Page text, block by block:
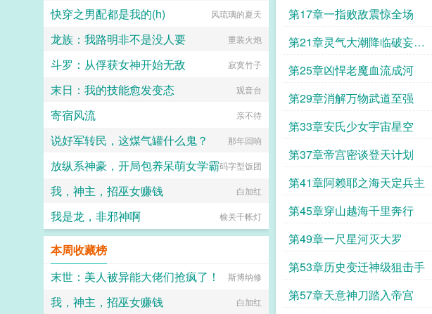
第17章一指败敌震惊全场
第21章灵气大潮降临破妄神
觉进化
第25章凶悍老魔血流成河
第29章消解万物武道至强
第33章安氏少女宇宙星空
第37章帝宫密谈登天计划
第41章阿赖耶之海天定兵主
第45章穿山越海千里奔行
第49章一尺星河灭大罗
第53章历史变迁神级狙击手
第57章天意神刀踏入帝宫
快穿之男配都是我的(h) 风琉璃的夏天
龙族：我路明非不是没人要 重装火炮
斗罗：从俘获女神开始无敌 寂寞竹子
末日：我的技能愈发变态 观音台
寄宿风流 亲不待
说好军转民，这煤气罐什么鬼？ 那年回响
放纵系神豪，开局包养呆萌女学霸码字型饭团
我，神主，招巫女赚钱 白加红
我是龙，非邪神啊 榆关千帐灯
本周收藏榜
末世：美人被异能大佬们抢疯了！
斯博纳修
我，神主，招巫女赚钱 白加红